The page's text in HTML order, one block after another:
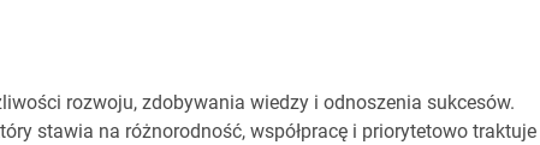
rozwoju, zdobywania wiedzy i odnoszenia sukcesów.
stawia na różnorodność, współpracę i priorytetowo traktuje